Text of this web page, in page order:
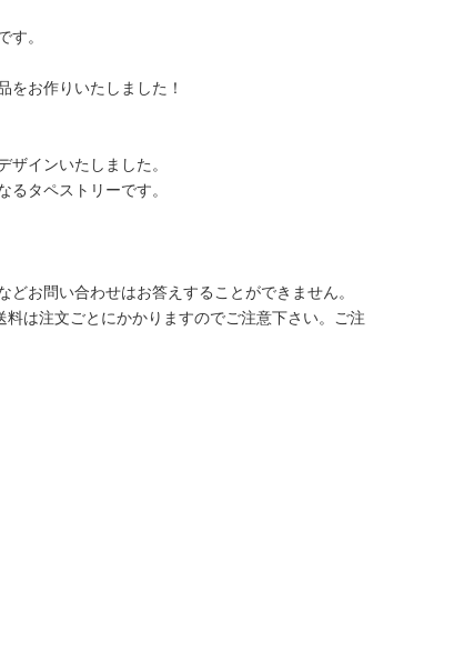
す。
をお作りいたしました！
インいたしました。
タペストリーです。
お問い合わせはお答えすることができません。
は注文ごとにかかりますのでご注意下さい。ご注